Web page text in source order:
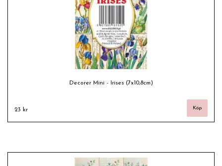
Decorer Mini - Irises (7x10,8cm)
23 kr